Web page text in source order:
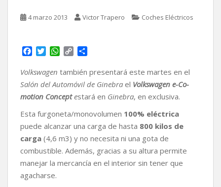
4 marzo 2013 Victor Trapero Coches Eléctricos
c
e
b
o
o
k
i
t
t
e
r
W
a
t
s
A
p
p
p
y
L
i
n
k
m
p
a
r
t
i
r
Volkswagen también presentará este martes en el
Salón del Automóvil de Ginebra el Volkswagen e-Co-
motion Conceptestará en Ginebra, en exclusiva.
Esta furgoneta/monovolumen 100% eléctrica
puede alcanzar una carga de hasta 800 kilos de
carga (4,6 m3) y no necesita ni una gota de
combustible. Además, gracias a su altura permite
manejar la mercancía en el interior sin tener que
agacharse.